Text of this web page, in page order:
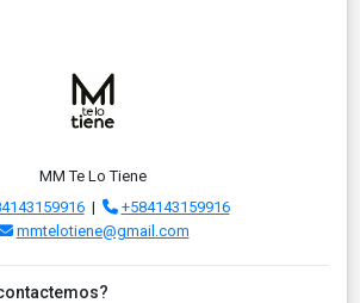
MM Te Lo Tiene
|
+584143159916
mmtelotiene@gmail.com